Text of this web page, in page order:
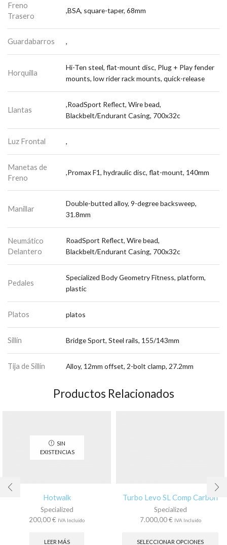
Freno
Trasero
,BSA, square-taper, 68mm
Guardabarros ,
Horquilla
Hi-Ten steel, flat-mount disc, Plug + Play fender
mounts, low rider rack mounts, quick-release
Llantas
,RoadSport Reflect, Wire bead,
Blackbelt/Endurant Casing, 700x32c
Luz Frontal ,
Manetas de
Freno
,Promax F1, hydraulic disc, flat-mount, 140mm
Manillar
Double-butted alloy, 9-degree backsweep,
31.8mm
Neumático
Delantero
RoadSport Reflect, Wire bead,
Blackbelt/Endurant Casing, 700x32c
Pedales
Specialized Body Geometry Fitness, platform,
plastic
Platos platos
Sillín Bridge Sport, Steel rails, 155/143mm
Tija de Sillín Alloy, 12mm offset, 2-bolt clamp, 27.2mm
Productos Relacionados
SIN
EXISTENCIAS
Hotwalk
Specialized
200,00€ IVA Incluido
LEER MÁS
Turbo Levo SL Comp Carbon
Specialized
7.000,00€ IVA Incluido
SELECCIONAR OPCIONES